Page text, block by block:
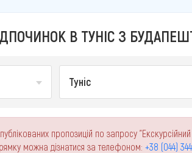
В ТУНІС З
Туніс
пропозицій по запросу
можна дізнатися за телефоном: +38 (044)